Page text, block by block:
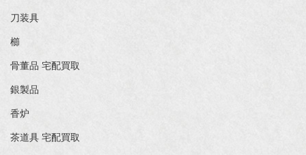
刀装具
櫛
骨董品 宅配買取
銀製品
香炉
茶道具 宅配買取